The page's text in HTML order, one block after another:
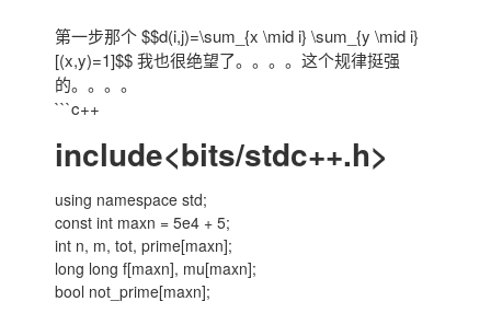
第一步那个 $$d(i,j)=\sum_{x \mid i} \sum_{y \mid i}
[(x,y)=1]$$ 我也很绝望了。。。。这个规律挺强
的。。。。
```c++
include<bits/stdc++.h>
using namespace std;
const int maxn = 5e4 + 5;
int n, m, tot, prime[maxn];
long long f[maxn], mu[maxn];
bool not_prime[maxn];